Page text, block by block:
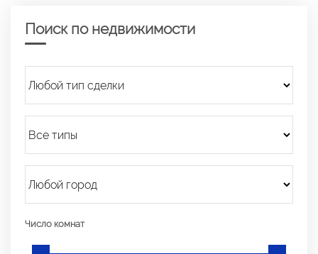
Поиск по недвижимости
Число комнат